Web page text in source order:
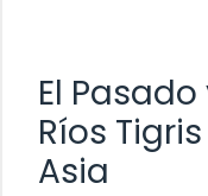
El
Ríos
Asia